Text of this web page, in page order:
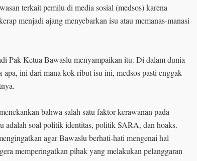
terkait pemilu di media sosial (medsos) karena
menjadi ajang menyebarkan isu atau memanas-manasi
Pak Ketua Bawaslu menyampaikan itu. Di dalam dunia
apa, ini dari mana kok ribut isu ini, medsos pasti enggak
bahwa salah satu faktor kerawanan pada
adalah soal politik identitas, politik SARA, dan hoaks.
agar Bawaslu berhati-hati mengenai hal
memperingatkan pihak yang melakukan pelanggaran